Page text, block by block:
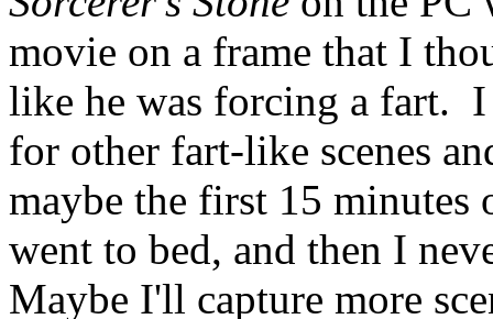
movie on a frame that I
like he was forcing a fart. I
for other fart-like scenes
maybe the first 15 minutes
went to bed, and then I
Maybe I'll capture more